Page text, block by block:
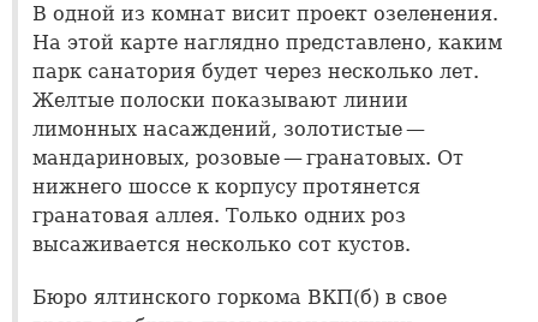
В одной из комнат висит проект озеленения.
На этой карте наглядно представлено, каким
парк санатория будет через несколько лет.
Желтые полоски показывают линии
лимонных насаждений, золотистые —
мандариновых, розовые — гранатовых. От
нижнего шоссе к корпусу протянется
гранатовая аллея. Только одних роз
высаживается несколько сот кустов.
Бюро ялтинского горкома ВКП(б) в свое